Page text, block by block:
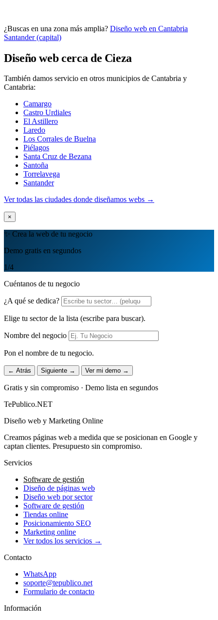
Quiero mi panel
¿Buscas en una zona más amplia? Diseño web en Cantabria
Santander (capital)
Diseño web cerca de Cieza
También damos servicio en otros municipios de Cantabria y
Cantabria:
Camargo
Castro Urdiales
El Astillero
Laredo
Los Corrales de Buelna
Piélagos
Santa Cruz de Bezana
Santoña
Torrelavega
Santander
Ver todas las ciudades donde diseñamos webs →
×
✨ Crea la web de tu negocio
Demo gratis en segundos
1/4
Cuéntanos de tu negocio
¿A qué se dedica?
Elige tu sector de la lista (escribe para buscar).
Nombre del negocio
Pon el nombre de tu negocio.
← Atrás Siguiente → Ver mi demo →
Gratis y sin compromiso · Demo lista en segundos
TePublico.NET
Diseño web y Marketing Online
Creamos páginas web a medida que se posicionan en Google y
captan clientes. Presupuesto sin compromiso.
Servicios
Software de gestión
Diseño de páginas web
Diseño web por sector
Software de gestión
Tiendas online
Posicionamiento SEO
Marketing online
Ver todos los servicios →
Contacto
WhatsApp
soporte@tepublico.net
Formulario de contacto
Información